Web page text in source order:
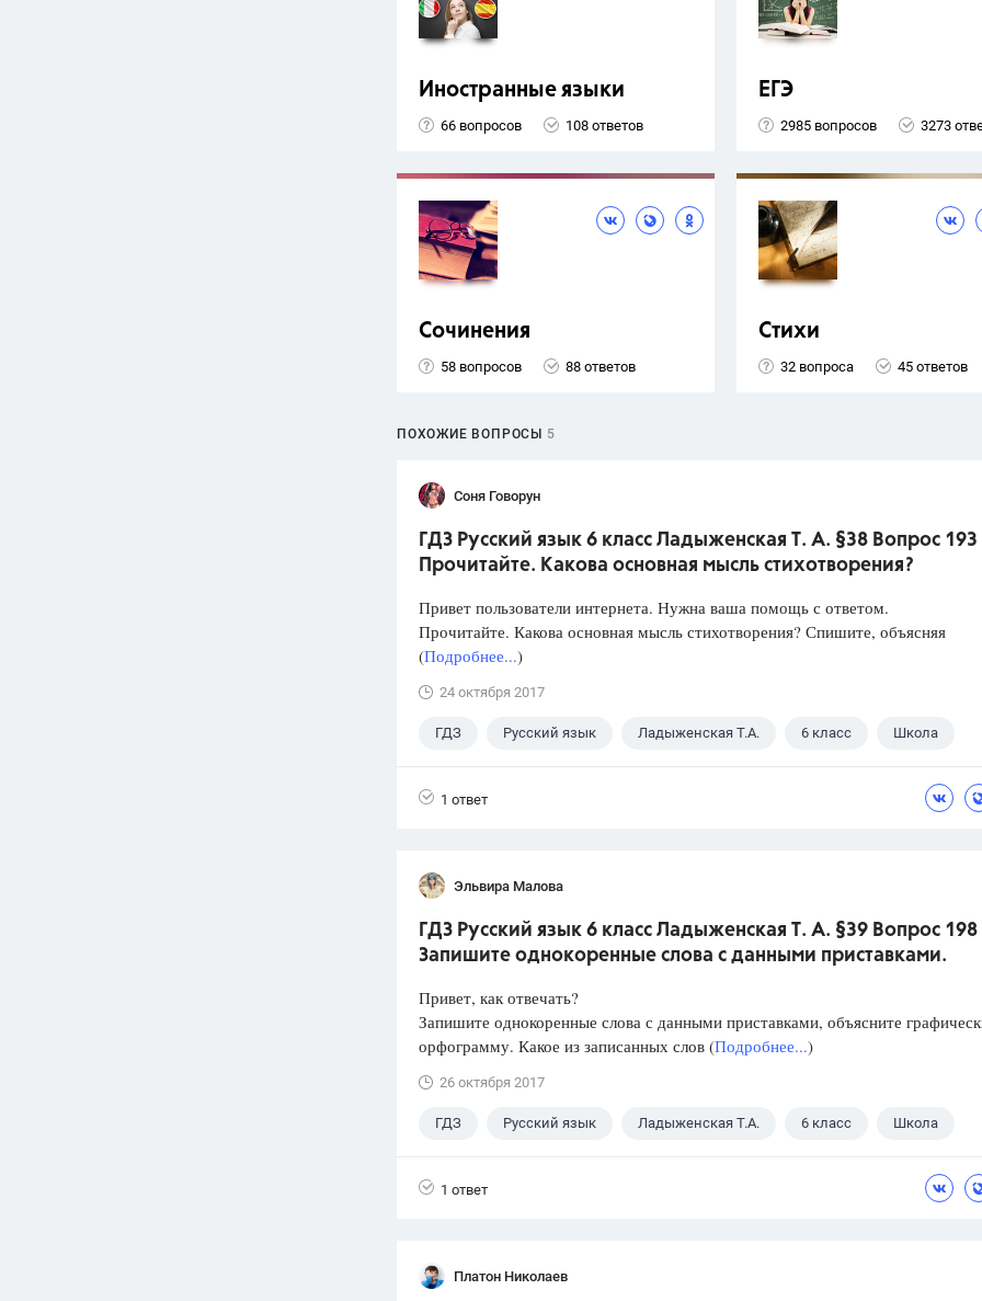
Иностранные языки
66 вопросов 108 ответов
ЕГЭ
2985 вопросов 3273
Сочинения
58 вопросов 88 ответов
Стихи
32 вопроса 45 ответов
ПОХОЖИЕ ВОПРОСЫ 5
Соня Говорун
ГДЗ Русский язык 6 класс Ладыженская Т. А. §38 Вопрос 193
Прочитайте. Какова основная мысль стихотворения?
Привет пользователи интернета. Нужна ваша помощь с ответом.
Прочитайте. Какова основная мысль стихотворения? Спишите, объясняя
(Подробнее...)
24 октября 2017
ГДЗ Русский язык Ладыженская Т.А. 6 класс Школа
1 ответ
Эльвира Малова
ГДЗ Русский язык 6 класс Ладыженская Т. А. §39 Вопрос 198
Запишите однокоренные слова с данными приставками.
Привет, как отвечать?
Запишите однокоренные слова с данными приставками, объясните
орфограмму. Какое из записанных слов (Подробнее...)
26 октября 2017
ГДЗ Русский язык Ладыженская Т.А. 6 класс Школа
1 ответ
Платон Николаев